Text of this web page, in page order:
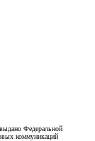
выдано Федеральной
коммуникаций